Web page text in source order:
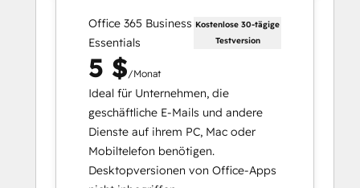
Office 365 Business
Essentials
Kostenlose 30-tägige
Testversion
5 $/Monat
Ideal für Unternehmen, die
geschäftliche E-Mails und andere
Dienste auf ihrem PC, Mac oder
Mobiltelefon benötigen.
Desktopversionen von Office-Apps